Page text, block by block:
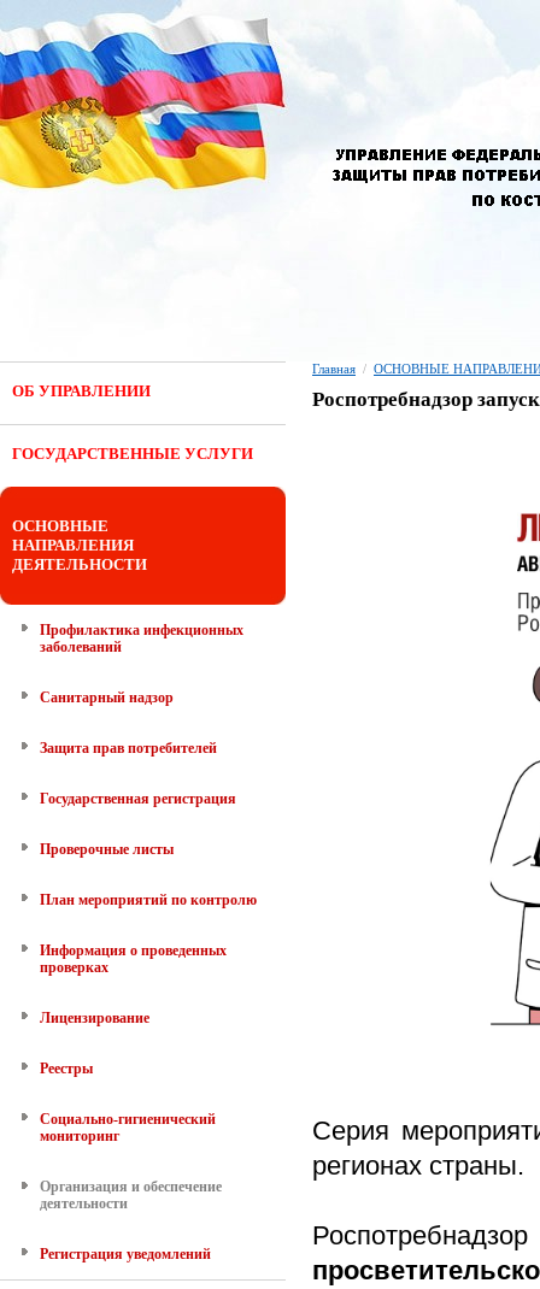
ОБ УПРАВЛЕНИИ
ГОСУДАРСТВЕННЫЕ УСЛУГИ
ОСНОВНЫЕ
НАПРАВЛЕНИЯ
ДЕЯТЕЛЬНОСТИ
Профилактика инфекционных
заболеваний
Санитарный надзор
Защита прав потребителей
Государственная регистрация
Проверочные листы
План мероприятий по контролю
Информация о проведенных
проверках
Лицензирование
Реестры
Социально-гигиенический
мониторинг
Организация и обеспечение
деятельности
Регистрация уведомлений
Главная / ОСНОВНЫЕ
Роспотребнадзор
Серия
регионах страны.